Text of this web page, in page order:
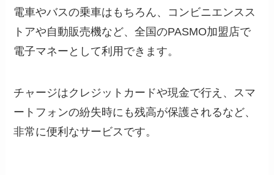
電車やバスの乗車はもちろん、コンビニエンスス
トアや自動販売機など、全国のPASMO加盟店で
電子マネーとして利用できます。
チャージはクレジットカードや現金で行え、スマ
ートフォンの紛失時にも残高が保護されるなど、
非常に便利なサービスです。